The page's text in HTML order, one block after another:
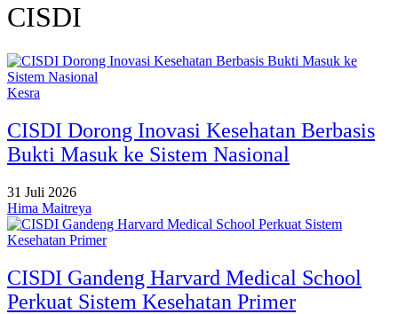
CISDI
Kesra
CISDI Dorong Inovasi Kesehatan Berbasis
Bukti Masuk ke Sistem Nasional
31 Juli 2026
Hima Maitreya
CISDI Gandeng Harvard Medical School
Perkuat Sistem Kesehatan Primer